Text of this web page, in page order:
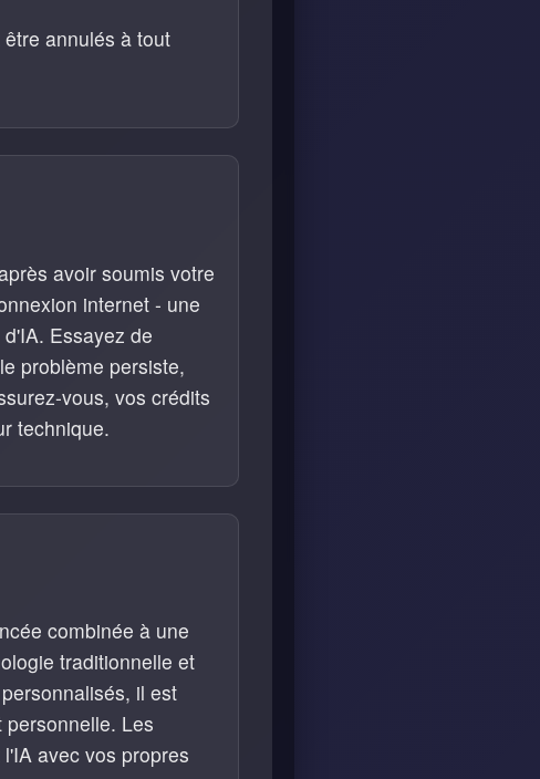
annulés à tout
avoir soumis votre
internet - une
Essayez de
problème persiste,
vous, vos crédits
technique.
combinée à une
traditionnelle et
il est
Les
avec vos propres